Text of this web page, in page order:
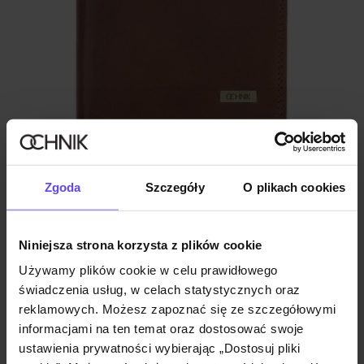
Zgoda Szczegóły O plikach cookies
Niniejsza strona korzysta z plików cookie
Używamy plików cookie w celu prawidłowego
świadczenia usług, w celach statystycznych oraz
reklamowych. Możesz zapoznać się ze szczegółowymi
informacjami na ten temat oraz dostosować swoje
ustawienia prywatności wybierając „Dostosuj pliki
Portfel męski
3.4 (5)